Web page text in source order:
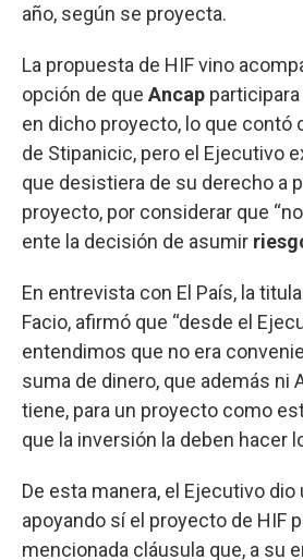
año, según se proyecta.
La propuesta de HIF vino
opción de que Ancap
en dicho proyecto, lo que contó
de Stipanicic, pero el Ejecutivo
que desistiera de su derecho a
proyecto, por considerar que
ente la decisión de asumir
En entrevista con El País, la
Facio, afirmó que “desde el
entendimos que no era
suma de dinero, que además ni
tiene, para un proyecto como
que la inversión la deben hacer
De esta manera, el Ejecutivo
apoyando sí el proyecto de HIF
mencionada cláusula que, a su